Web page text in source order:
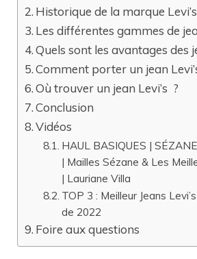
Historique de la marque Levi’s
Les différentes gammes de
Quels sont les avantages des
Comment porter un jean
Où trouver un jean Levi’s ?
Conclusion
Vidéos
HAUL BASIQUES |
| Mailles Sézane & Les
| Lauriane Villa
TOP 3 : Meilleur Jeans
de 2022
Foire aux questions